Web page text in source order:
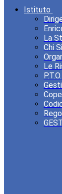
Istituto
La
Chi
Le